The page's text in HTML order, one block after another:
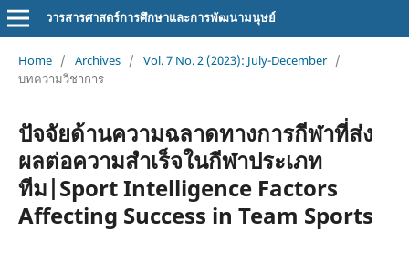
วารสารศาสตร์การศึกษาและการพัฒนามนุษย์
Home / Archives / Vol. 7 No. 2 (2023): July-December /
บทความวิชาการ
ปัจจัยด้านความฉลาดทางการกีฬาที่ส่ง
ผลต่อความสำเร็จในกีฬาประเภท
ทีม|Sport Intelligence Factors
Affecting Success in Team Sports